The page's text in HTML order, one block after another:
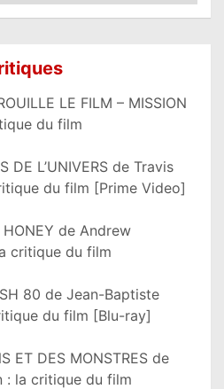
LE FILM – MISSION
du film
DE L’UNIVERS de Travis
du film [Prime Video]
HONEY de Andrew
critique du film
80 de Jean-Baptiste
du film [Blu-ray]
ET DES MONSTRES de
: la critique du film